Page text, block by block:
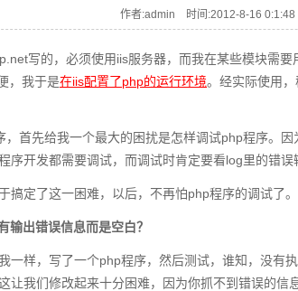
作者:admin 时间:2012-8-16
写的，必须使用iis服务器，而我在某些模块需
，我于是在iis配置了php的运行环境。经实际使用
，首先给我一个最大的困扰是怎样调试php程序。
序开发都需要调试，而调试时肯定要看log里的错误
搞定了这一困难，以后，不再怕php程序的调试了。
输出错误信息而是空白？
一样，写了一个php程序，然后测试，谁知，没有
让我们修改起来十分困难，因为你抓不到错误的信